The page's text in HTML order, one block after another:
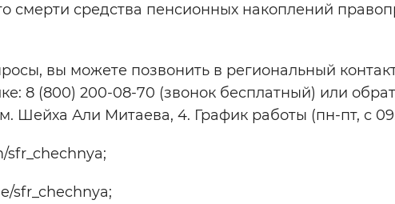
смерти средства пенсионных накоплений
вы можете позвонить в региональный
8 (800) 200-08-70 (звонок бесплатный) или
Шейха Али Митаева, 4. График работы (пн-пт, с
sfr_chechnya;